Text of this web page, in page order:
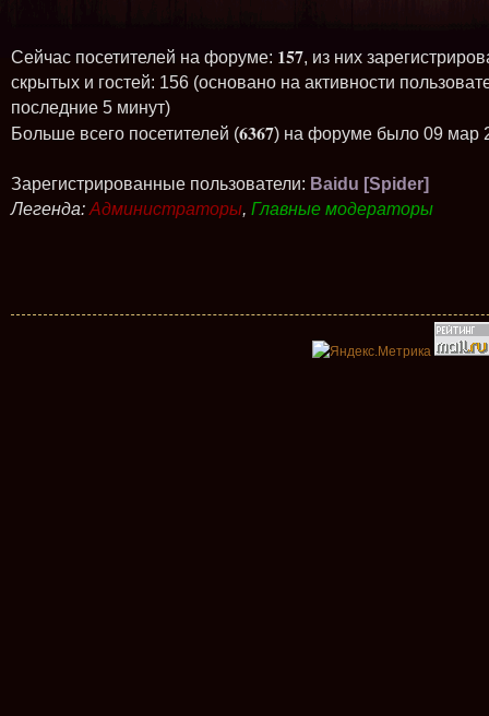
Сейчас посетителей на форуме: 157, из них
скрытых и гостей: 156 (основано на активности
последние 5 минут)
Больше всего посетителей (6367) на форуме было 09 мар
Зарегистрированные пользователи: Baidu [Spider]
Легенда: Администраторы, Главные модераторы